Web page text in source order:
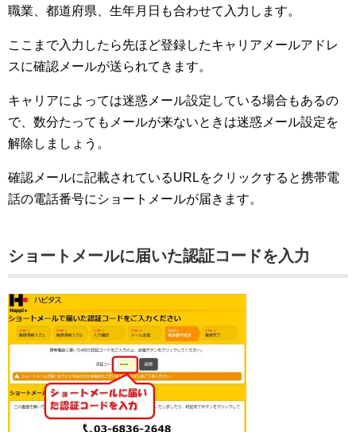
職業、都道府県、生年月日も合わせて入力します。
ここまで入力したら先ほど登録したキャリアメールアドレ
スに確認メールが送られてきます。
キャリアによっては迷惑メール設定している場合もあるの
で、数分たってもメールが来ないときは迷惑メール設定を
解除しましょう。
確認メールに記載されているURLをクリックすると携帯電
話の電話番号にショートメールが届きます。
ショートメールに届いた認証コードを入力